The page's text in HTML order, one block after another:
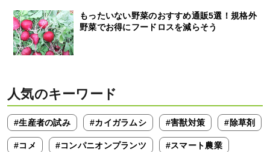
もったいない野菜のおすすめ通販5選！規格外
野菜でお得にフードロスを減らそう
人気のキーワード
#生産者の試み #カイガラムシ #害獣対策 #除草剤
#コメ #コンパニオンプランツ #スマート農業